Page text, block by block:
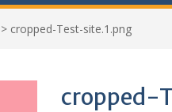
> cropped-Test-site.1.png
cropped-